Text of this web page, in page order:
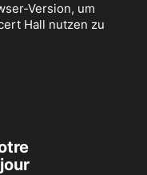
Version, um
Hall nutzen zu